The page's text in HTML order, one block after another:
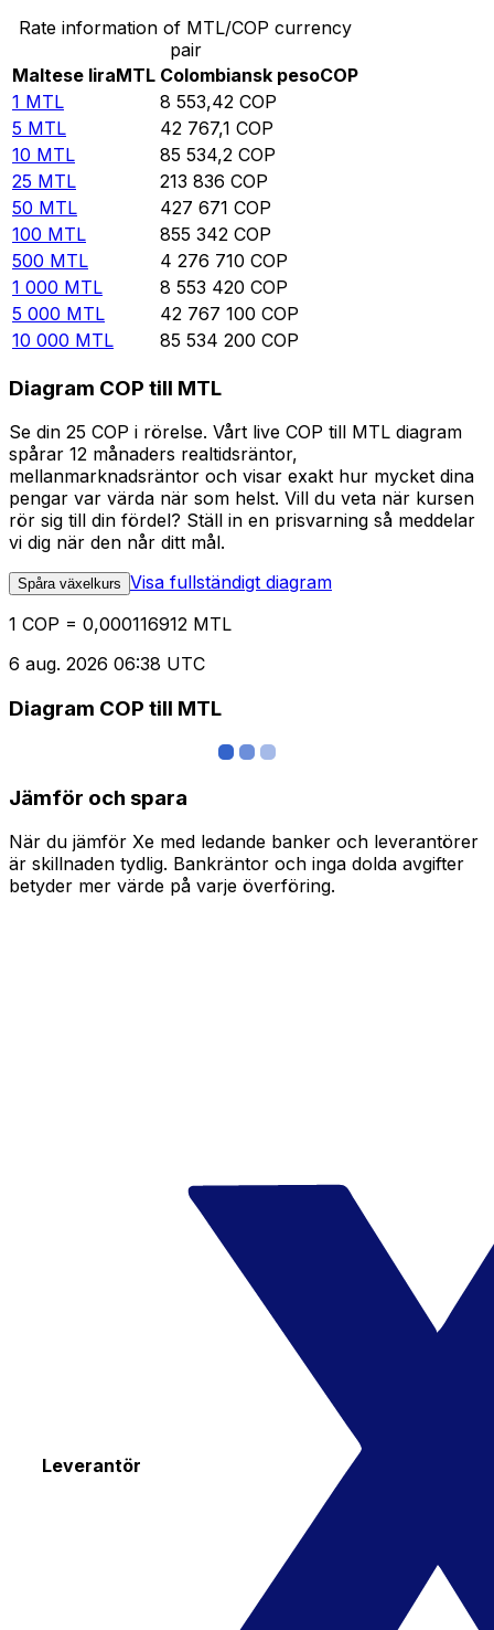
Rate information of MTL/COP currency
pair
Maltese liraMTL Colombiansk pesoCOP
1 MTL 8 553,42 COP
5 MTL 42 767,1 COP
10 MTL 85 534,2 COP
25 MTL 213 836 COP
50 MTL 427 671 COP
100 MTL 855 342 COP
500 MTL 4 276 710 COP
1 000 MTL 8 553 420 COP
5 000 MTL 42 767 100 COP
10 000 MTL 85 534 200 COP
Diagram COP till MTL
Se din 25 COP i rörelse. Vårt live COP till MTL diagram
spårar 12 månaders realtidsräntor,
mellanmarknadsräntor och visar exakt hur mycket dina
pengar var värda när som helst. Vill du veta när kursen
rör sig till din fördel? Ställ in en prisvarning så meddelar
vi dig när den når ditt mål.
Spåra växelkurs Visa fullständigt diagram
1 COP = 0,000116912 MTL
6 aug. 2026 06:38 UTC
Diagram COP till MTL
Jämför och spara
När du jämför Xe med ledande banker och leverantörer
är skillnaden tydlig. Bankräntor och inga dolda avgifter
betyder mer värde på varje överföring.
Leverantör